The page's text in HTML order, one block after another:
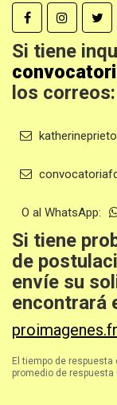
Si tiene
los correos:
O al WhatsApp:
Si tiene
de
envíe su
encontrará
El tiempo de
promedio de